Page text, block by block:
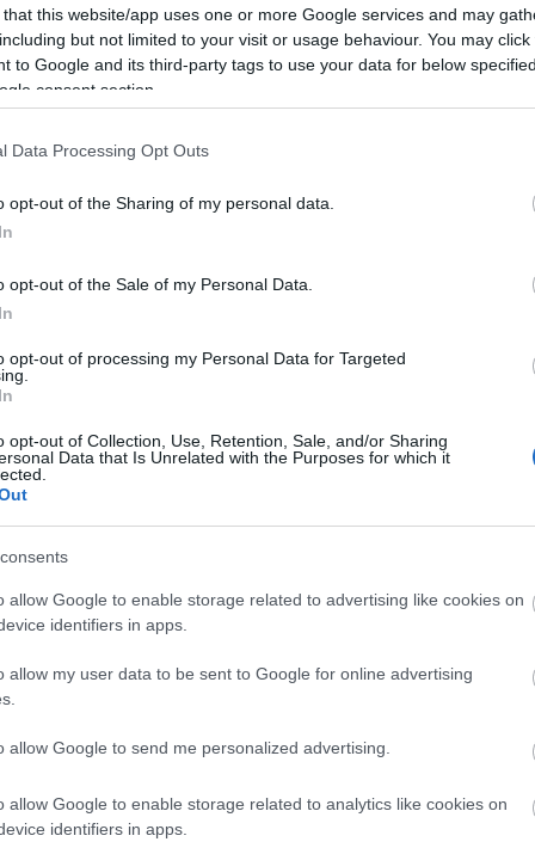
that this website/app uses one or more Google services and may
but not limited to your visit or usage behaviour. You may
to Google and its third-party tags to use your data for below
consent section.
Data Processing Opt Outs
opt-out of the Sharing of my personal data.
opt-out of the Sale of my Personal Data.
opt-out of processing my Personal Data for Targeted
opt-out of Collection, Use, Retention, Sale, and/or Sharing
Data that Is Unrelated with the Purposes for which it
allow Google to enable storage related to advertising like cookies on
identifiers in apps.
allow my user data to be sent to Google for online advertising
allow Google to send me personalized advertising.
allow Google to enable storage related to analytics like cookies on
identifiers in apps.
képezi a Pont Műhely esztétikájának,
Sabák Péter,Szesztay Dávid) is található. A
pl.Keszég László és Zsótér Sándor . Gyakran
eredményeképpen az amerikaiJay Scheibis
Őszinte, de igazprodukció a társulat
"Az
darabja, aminek a premierje 2005-ben volt. Az
Ez utóbbi az egyén és a hozzá legközelebb
már barátaink és ismerőseink hálójába
premierje - egy újabb fókusztágítással az
ill. a különféle szerveződésekkel.
Jay Scheib)
László
)
László)